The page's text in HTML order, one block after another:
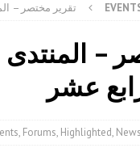
EVENTS
تقرير مختصر –
– المنتدى
عشر
, Forums, Highlighted, News